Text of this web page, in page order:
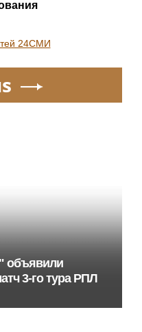
24СМИ
объявили
3-го тура РПЛ